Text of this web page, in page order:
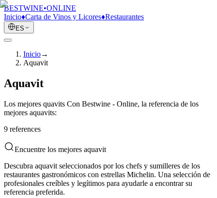
BESTWINE•ONLINE
Inicio♦Carta de Vinos y Licores♦Restaurantes
ES
Inicio→
Aquavit
Aquavit
Los mejores quavits Con Bestwine - Online, la referencia de los
mejores aquavits:
9 references
Encuentre los mejores aquavit
Descubra aquavit seleccionados por los chefs y sumilleres de los
restaurantes gastronómicos con estrellas Michelin. Una selección de
profesionales creíbles y legítimos para ayudarle a encontrar su
referencia preferida.